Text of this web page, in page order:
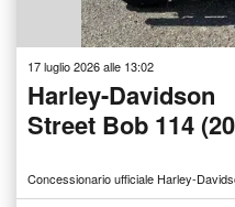
17 luglio 2026 alle 13:02
Harley-Davidson
Street Bob 114
Concessionario ufficiale Harley-